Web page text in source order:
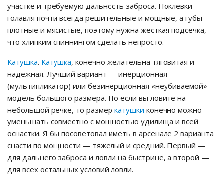
участке и требуемую дальность заброса. Поклевки
голавля почти всегда решительные и мощные, а губы
плотные и мясистые, поэтому нужна жесткая подсечка,
что хлипким спиннингом сделать непросто.
Катушка. Катушка, конечно желательна тяговитая и
надежная. Лучший вариант — инерционная
(мультипликатор) или безинерционная «неубиваемой»
модель большого размера. Но если вы ловите на
небольшой речке, то размер катушки конечно можно
уменьшать совместно с мощностью удилища и всей
оснастки. Я бы посоветовал иметь в арсенале 2 варианта
снасти по мощности — тяжелый и средний. Первый —
для дальнего заброса и ловли на быстрине, а второй —
для всех остальных условий ловли.